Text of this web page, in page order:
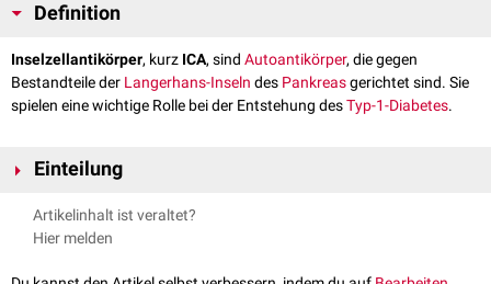
Definition
Inselzellantikörper, kurz ICA, sind Autoantikörper, die gegen
Bestandteile der Langerhans-Inseln des Pankreasgerichtet sind. Sie
spielen eine wichtige Rolle bei der Entstehung desTyp-1-Diabetes.
Einteilung
GAD-Antikörper
Artikelinhalt ist veraltet?
Hier melden